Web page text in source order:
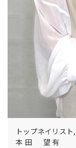
トップネイリス
本田 望有